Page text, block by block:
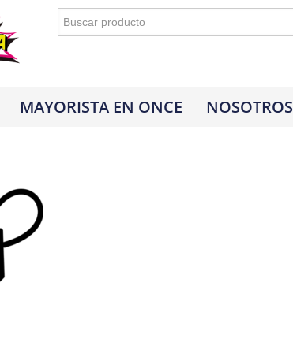
Buscar:
MAYORISTA EN ONCE NOSOTROS